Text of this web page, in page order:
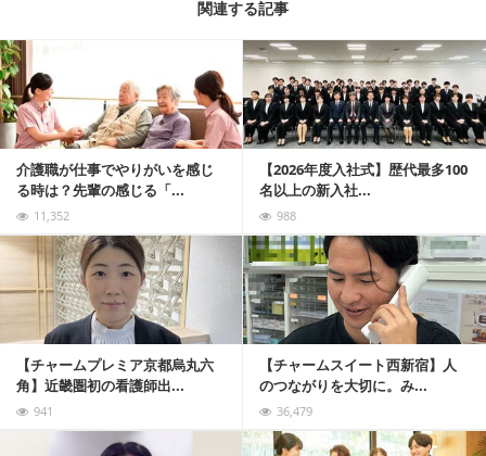
関連する記事
介護職が仕事でやりがいを感じ
る時は？先輩の感じる「...
11,352
【2026年度入社式】歴代最多100
名以上の新入社...
988
【チャームプレミア京都烏丸六
角】近畿圏初の看護師出...
941
【チャームスイート西新宿】人
のつながりを大切に。み...
36,479
記事を読む